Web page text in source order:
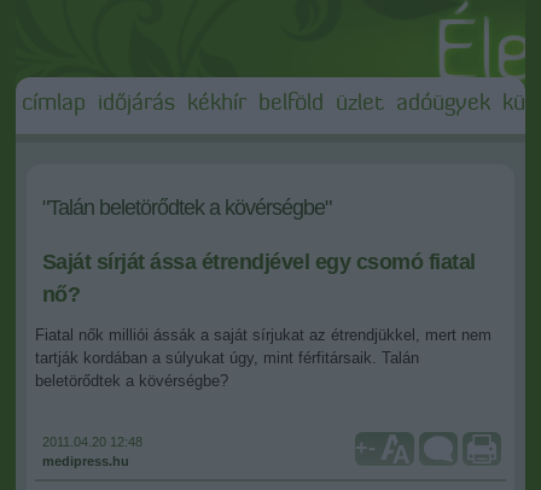
címlap időjárás kékhír belföld üzlet adóügyek
"Talán beletörődtek a kövérségbe"
Saját sírját ássa étrendjével egy csomó fiatal
nő?
Fiatal nők milliói ássák a saját sírjukat az étrendjükkel, mert nem
tartják kordában a súlyukat úgy, mint férfitársaik. Talán
beletörődtek a kövérségbe?
2011.04.20 12:48
medipress.hu
+-